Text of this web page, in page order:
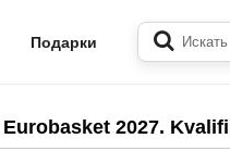
Подарки
2027.